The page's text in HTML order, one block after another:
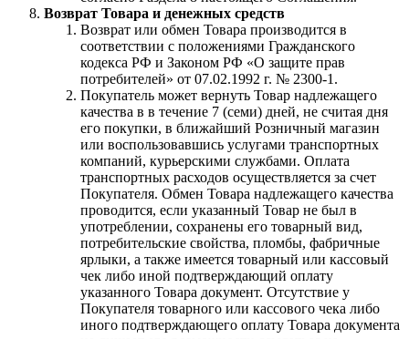
Возврат Товара и денежных средств
Возврат или обмен Товара производится в
соответствии с положениями Гражданского
кодекса РФ и Законом РФ «О защите прав
потребителей» от 07.02.1992 г. № 2300-1.
Покупатель может вернуть Товар надлежащего
качества в в течение 7 (семи) дней, не считая дня
его покупки, в ближайший Розничный магазин
или воспользовавшись услугами транспортных
компаний, курьерскими службами. Оплата
транспортных расходов осуществляется за счет
Покупателя. Обмен Товара надлежащего качества
проводится, если указанный Товар не был в
употреблении, сохранены его товарный вид,
потребительские свойства, пломбы, фабричные
ярлыки, а также имеется товарный или кассовый
чек либо иной подтверждающий оплату
указанного Товара документ. Отсутствие у
Покупателя товарного или кассового чека либо
иного подтверждающего оплату Товара документа